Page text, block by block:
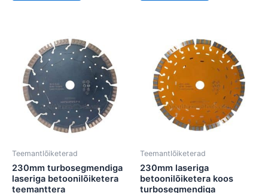
Teemantlõiketerad
230mm turbosegmendiga
laseriga betoonilõiketera
teemanttera
Teemantlõiketerad
230mm laseriga
betoonilõiketera koos
turbosegmendiga